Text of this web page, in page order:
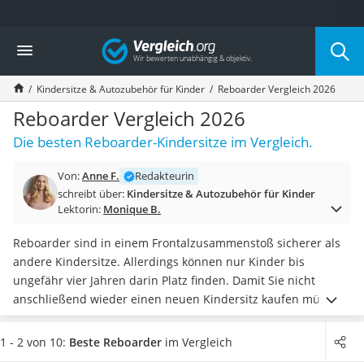
Die beliebtesten Vergleiche nach Kategorie
Kind & Baby
Babyphone mit 2 Kameras
Walkie-Talkie Kinder
Kindermatratzen
Babywippe
Rollschuhe für Kinder
Laufrad
Kinderschubkarre
Kinderuhr
Babyphone
Treppenschutzgitter
Kindersitz ab 4 Jahren
Kinderroller 3 Räder
Ferngesteuertes Auto
Vergleich
Kindersitze & Autozubehör für Kinder Reboarder Vergleich 2026
Reboarder Vergleich 2026
Die besten Reboarder-Kindersitze im Vergleich.
Von:Anne F.
Redakteurin
schreibt über: Kindersitze & Autozubehör für Kinder
Lektorin: Monique B.
Reboarder sind in einem Frontalzusammenstoß sicherer als
andere Kindersitze. Allerdings können nur Kinder bis
ungefähr vier Jahren darin Platz finden. Damit Sie nicht
anschließend wieder einen neuen Kindersitz kaufen müssen,
wählen Sie Reboarder, die sich auch vorwärts montieren
lassen . Echte Reboarder sindfür Gewichte von mehr als 18
1 - 2 von 10: Beste Reboarder im Vergleich